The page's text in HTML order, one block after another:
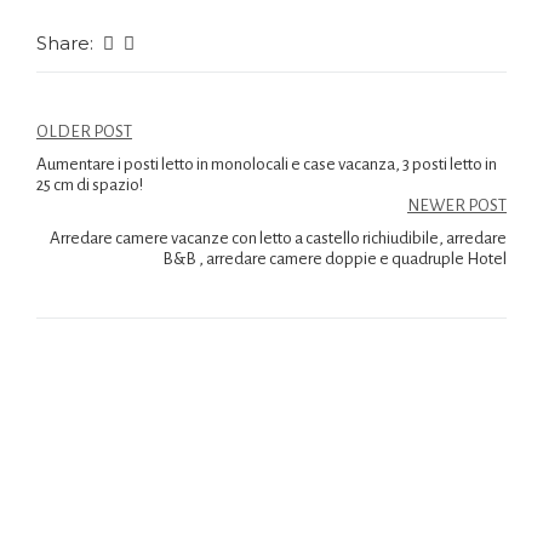
Share:
OLDER POST
Aumentare i posti letto in monolocali e case vacanza, 3 posti letto in
25 cm di spazio!
NEWER POST
Arredare camere vacanze con letto a castello richiudibile, arredare
B&B , arredare camere doppie e quadruple Hotel